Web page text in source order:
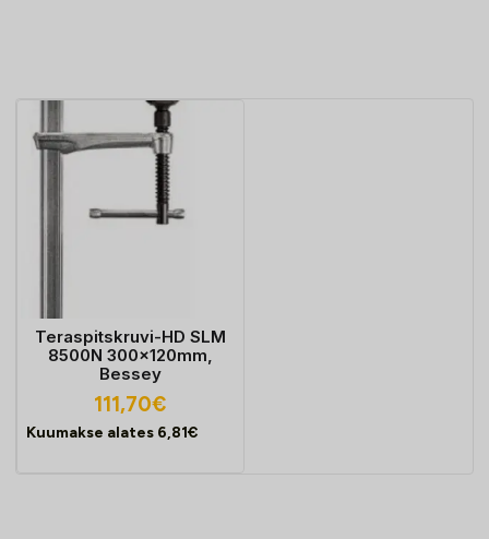
Teraspitskruvi-HD SLM
8500N 300x120mm,
Bessey
111,70€
Kuumakse alates 6,81€